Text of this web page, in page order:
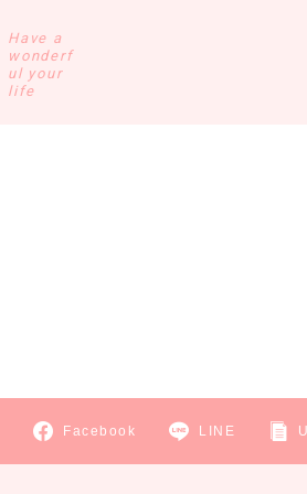
Have a
wonderf
ul your
life
Facebook LINE